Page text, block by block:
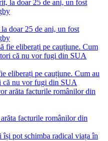
doar 25 de ani, un fost
eliberați pe cauțiune. Cum au
că nu vor fugi din SUA
facturile românilor din